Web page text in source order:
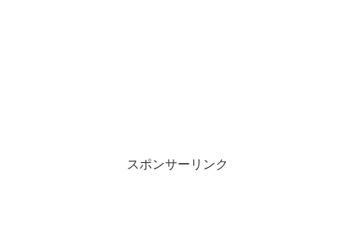
スポンサーリンク